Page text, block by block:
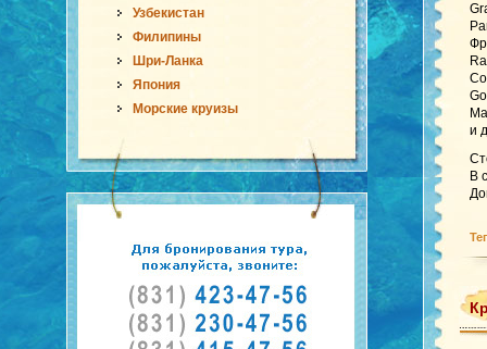
Узбекистан
Филипины
Шри-Ланка
Япония
Морские круизы
и
В